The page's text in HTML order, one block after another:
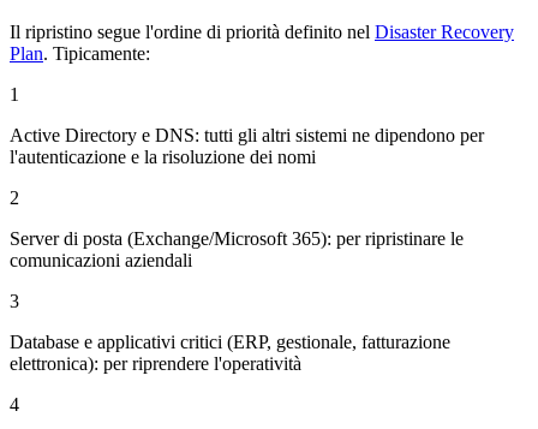
Il ripristino segue l'ordine di priorità definito nel Disaster Recovery
Plan. Tipicamente:
1
Active Directory e DNS: tutti gli altri sistemi ne dipendono per
l'autenticazione e la risoluzione dei nomi
2
Server di posta (Exchange/Microsoft 365): per ripristinare le
comunicazioni aziendali
3
Database e applicativi critici (ERP, gestionale, fatturazione
elettronica): per riprendere l'operatività
4